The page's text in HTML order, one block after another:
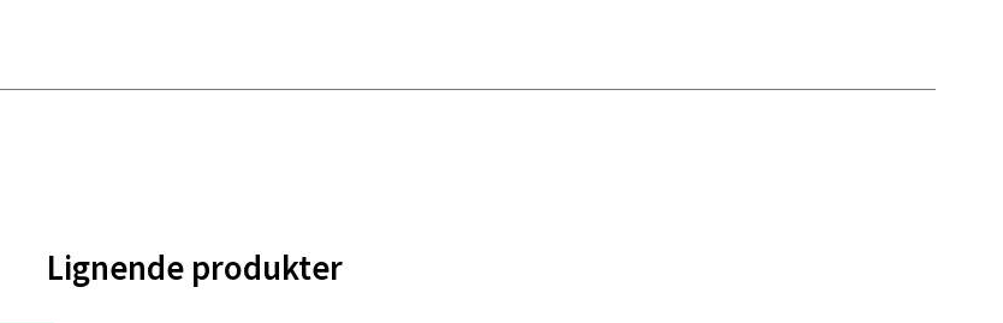
Lignende produkter
4042 Stavanger
Magneten